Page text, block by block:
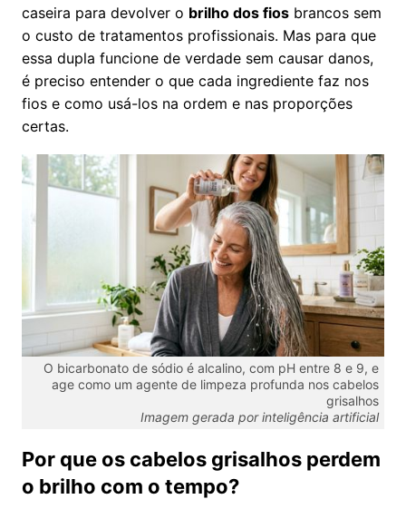
caseira para devolver o brilho dos fios brancos sem
o custo de tratamentos profissionais. Mas para que
essa dupla funcione de verdade sem causar danos,
é preciso entender o que cada ingrediente faz nos
fios e como usá-los na ordem e nas proporções
certas.
O bicarbonato de sódio é alcalino, com pH entre 8 e 9, e
age como um agente de limpeza profunda nos cabelos
grisalhos
Imagem gerada por inteligência artificial
Por que os cabelos grisalhos perdem
o brilho com o tempo?